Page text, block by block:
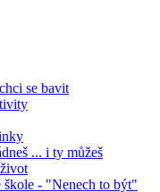
se bavit
... i ty můžeš
škole - "Nenech to být"